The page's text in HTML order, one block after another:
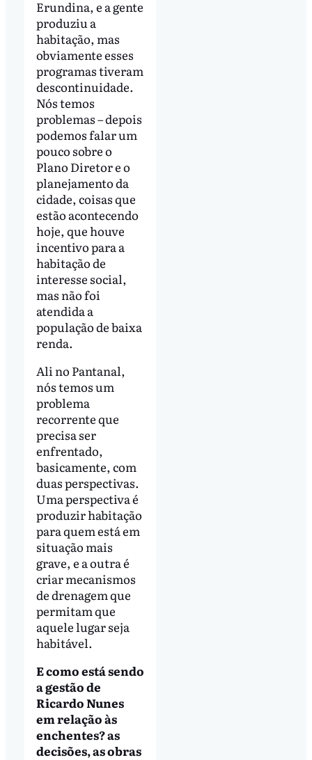
Erundina, e a gente
produziu a
habitação, mas
obviamente esses
programas tiveram
descontinuidade.
Nós temos
problemas – depois
podemos falar um
pouco sobre o
Plano Diretor e o
planejamento da
cidade, coisas que
estão acontecendo
hoje, que houve
incentivo para a
habitação de
interesse social,
mas não foi
atendida a
população de baixa
renda.
Ali no Pantanal,
nós temos um
problema
recorrente que
precisa ser
enfrentado,
basicamente, com
duas perspectivas.
Uma perspectiva é
produzir habitação
para quem está em
situação mais
grave, e a outra é
criar mecanismos
de drenagem que
permitam que
aquele lugar seja
habitável.
E como está sendo
a gestão de
Ricardo Nunes
em relação às
enchentes? as
decisões, as obras